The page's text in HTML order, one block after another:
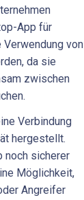
App für
Verwendung von
da sie
zwischen
Verbindung
hergestellt.
noch sicherer
Möglichkeit,
Angreifer